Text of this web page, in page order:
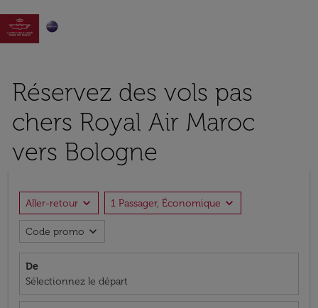

Réservez des vols pas
chers Royal Air Maroc
vers Bologne
Aller-retour expand_more 1 Passager, Économique expand_more
Code promo expand_more
De
Sélectionnez le départ